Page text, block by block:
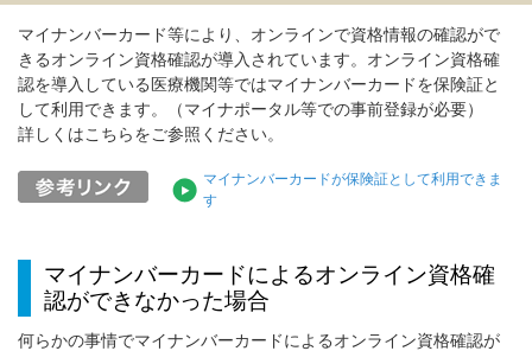
マイナンバーカード等により、オンラインで資格情報の確認がで
きるオンライン資格確認が導入されています。オンライン資格確
認を導入している医療機関等ではマイナンバーカードを保険証と
して利用できます。（マイナポータル等での事前登録が必要）
詳しくはこちらをご参照ください。
マイナンバーカードが保険証として利用できま
す
マイナンバーカードによるオンライン資格確
認ができなかった場合
何らかの事情でマイナンバーカードによるオンライン資格確認が